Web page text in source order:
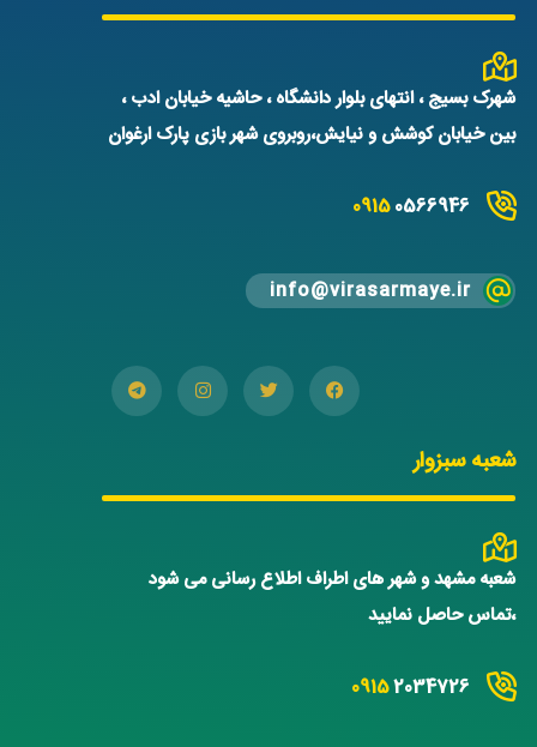
شهرک بسیج ، انتهای بلوار دانشگاه ، حاشیه خیابان ادب ،
بین خیابان کوشش و نیایش،روبروی شهر بازی پارک ارغوان
09150566946
info@virasarmaye.ir
شعبه سبزوار
شعبه مشهد و شهر های اطراف اطلاع رسانی می شود
،تماس حاصل نمایید
09152034726